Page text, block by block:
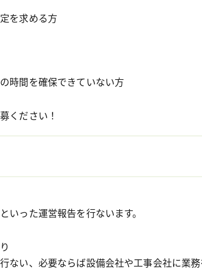
を求める方
時間を確保できていない方
ください！
いった運営報告を行ないます。
ない、必要ならば設備会社や工事会社に業務